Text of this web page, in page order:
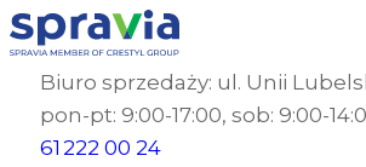
Biuro sprzedaży: ul. Unii
pon-pt: 9:00-17:00, sob: 9:00-
61 222 00 24